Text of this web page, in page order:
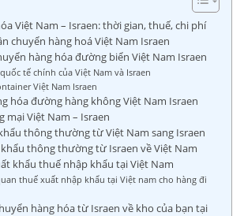
Việt Nam – Israen: thời gian, thuế, chi phí
chuyển hàng hoá Việt Nam Israen
hàng hóa đường biển Việt Nam Israen
tế chính của Việt Nam và Israen
Việt Nam Israen
hóa đường hàng không Việt Nam Israen
mại Việt Nam – Israen
thông thường từ Việt Nam sang Israen
thông thường từ Israen về Việt Nam
khẩu thuế nhập khẩu tại Việt Nam
thuế xuất nhập khẩu tại Việt nam cho hàng đi
hàng hóa từ Israen về kho của bạn tại